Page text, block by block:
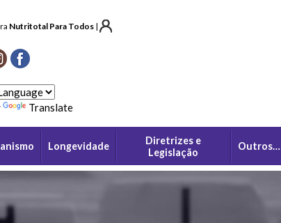
Translate
Nutritotal Para Todos |
Longevidade
Diretrizes e
Legislação
Outros…